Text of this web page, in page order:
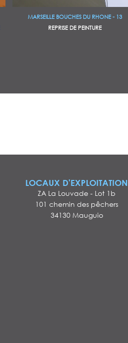
MARSEILLE BOUCHES DU RHONE - 13
REPRISE DE PEINTURE
LOCAUX D'EXPLOITATION
ZA La Louvade - Lot 1b
101 chemin des pêchers
34130 Mauguio